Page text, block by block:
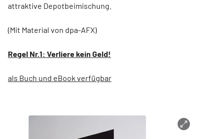
attraktive Depotbeimischung.
(Mit Material von dpa-AFX)
Regel Nr.1: Verliere kein Geld!
als Buch und eBook verfügbar